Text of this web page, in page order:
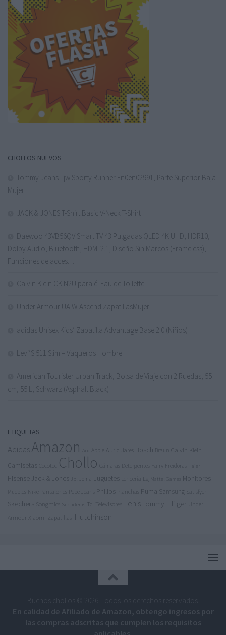
CHOLLOS NUEVOS
Tommy Jeans Tjw Sporty Runner En0en02991, Parte Superior Baja
Mujer
JACK & JONES T-Shirt Basic V-Neck T-Shirt
Daewoo 43VB56QV Smart TV 43 Pulgadas QLED 4K UHD, HDR10,
Dolby Audio, Bluetooth, HDMI 2.1, Diseño Sin Marcos (Frameless),
Funciones de acces…
Calvin Klein CKIN2U para él Eau de Toilette
Under Armour UA W Ascend ZapatillasMujer
adidas Unisex Kids’ Zapatilla Advantage Base 2.0 (Niños)
Levi’S 511 Slim – Vaqueros Hombre
American Tourister Urban Track, Bolsa de Viaje con 2 Ruedas, 55
cm, 55 L, Schwarz (Asphalt Black)
ETIQUETAS
AdidasAmazon Auriculares Bosch Braun
Camisetas Cecotec Chollo Detergentes
Hisense Jack & Jones Juguetes Lg Monitores
Pantalones Philips Puma Samsung Satisfyer
Skechers Songmics Tcl Televisores Tenis Tommy Hilfiger
Zapatillas Hutchinson
Buenos chollos © 2026. Todos los derechos reservados.
En calidad de Afiliado de Amazon, obtengo ingresos por
las compras adscritas que cumplen los requisitos